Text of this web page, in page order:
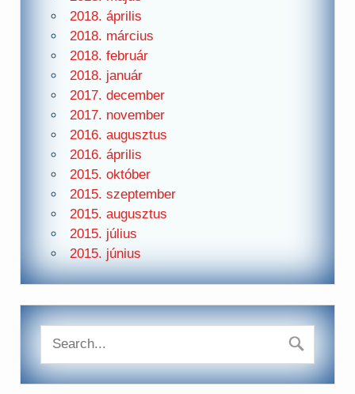
2018. április
2018. március
2018. február
2018. január
2017. december
2017. november
2016. augusztus
2016. április
2015. október
2015. szeptember
2015. augusztus
2015. július
2015. június